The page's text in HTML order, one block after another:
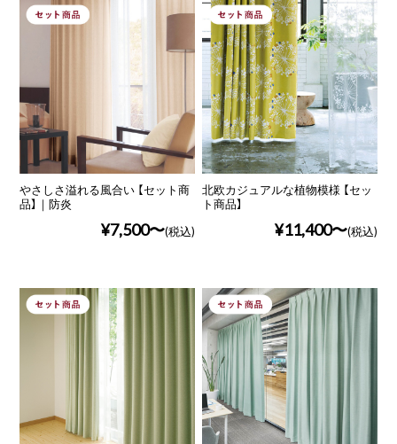
やさしさ溢れる風合い 【セット商
品】｜防炎
¥7,500 (税込)
北欧カジュアルな植物模様 【セッ
ト商品】
¥11,400 (税込)